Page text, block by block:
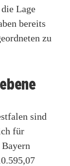
Lage
bereits
zu
sind
für